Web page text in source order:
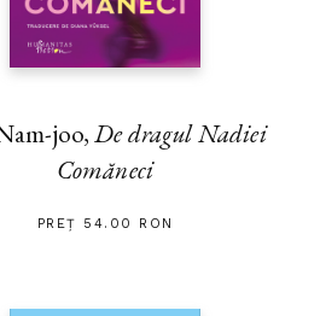
joo,De dragul Nadiei
Comăneci
PREȚ 54.00 RON